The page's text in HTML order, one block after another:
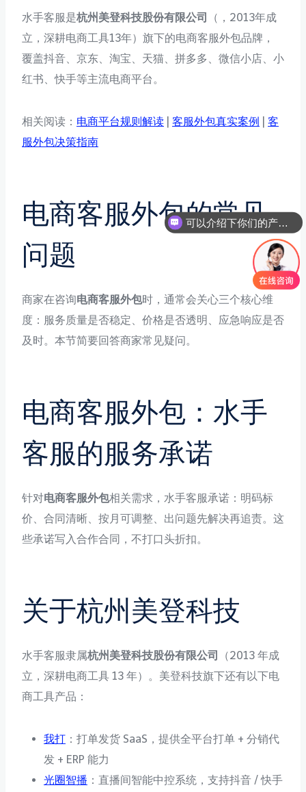
水手客服是杭州美登科技股份有限公司
（，2013年成
立，深耕电商工具13年）旗下的电商客服外包品牌，
覆盖抖音、京东、淘宝、天猫、拼多多、微信小店、小
红书、快手等主流电商平台。
相关阅读： 电商平台规则解读 客服外包真实案例
客
服外包决策指南
电商客服外包的常见
问题
商家在咨询电商客服外包时，通常会关心三个核心维
度：服务质量是否稳定、价格是否透明、应急响应是否
及时。本节简要回答商家常见疑问。
电商客服外包：水手
客服的服务承诺
针对电商客服外包相关需求，水手客服承诺：明码标
价、合同清晰、按月可调整、出问题先解决再追责。这
些承诺写入合作合同，不打口头折扣。
关于杭州美登科技
水手客服隶属杭州美登科技股份有限公司
（2013 年成
立，深耕电商工具 13 年）。美登科技旗下还有以下电
商工具产品：
我打 ：打单发货 SaaS，提供全平台打单 + 分销代
发 + ERP 能力
光圈智播 ：直播间智能中控系统，支持抖音 / 快手
可以介绍下你们的产品么
你们是怎么收费的呢